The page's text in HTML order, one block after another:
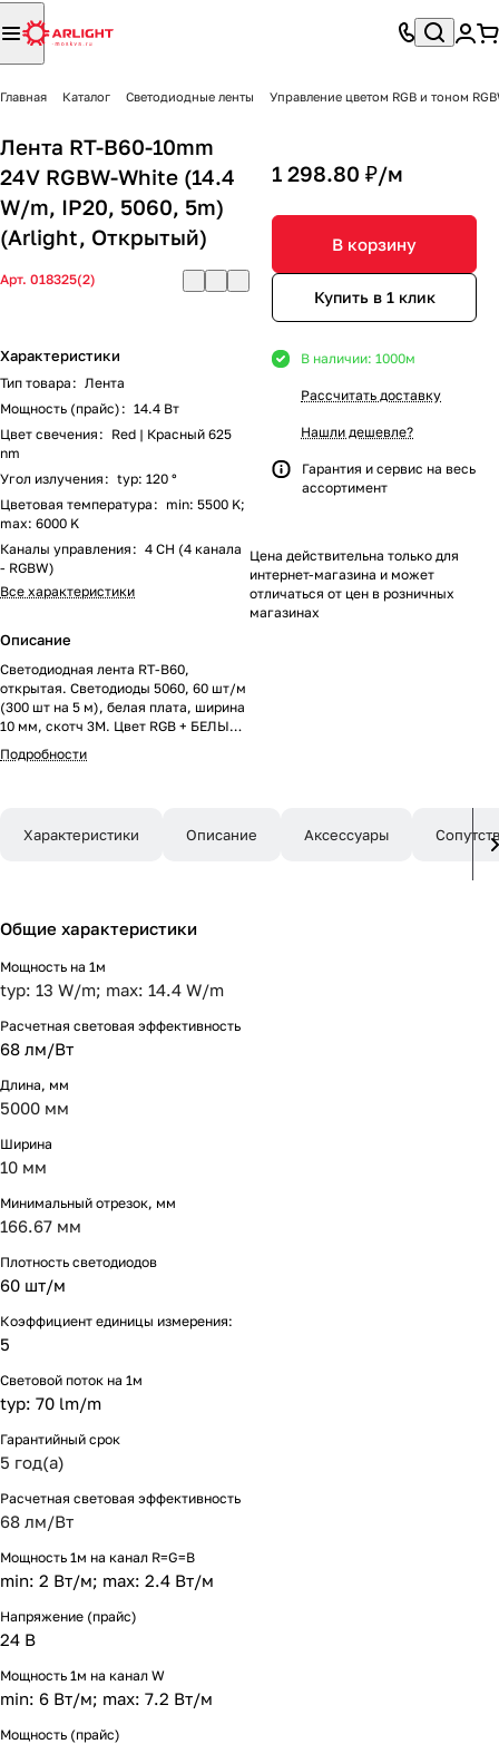
Главная Каталог Светодиодные ленты Управление цветом RGB и тоном
Лента RT-B60-10mm
24V RGBW-White (14.4
W/m, IP20, 5060, 5m)
(Arlight, Открытый)
Арт. 018325(2)
Характеристики
Тип товара : Лента
Мощность (прайс) : 14.4 Вт
Цвет свечения : Red | Красный 625
nm
Угол излучения : typ: 120 °
Цветовая температура : min: 5500 K;
max: 6000 K
Каналы управления : 4 CH (4 канала
- RGBW)
Все характеристики
Описание
Светодиодная лента RT-B60,
открытая. Светодиоды 5060, 60 шт/м
(300 шт на 5 м), белая плата, ширина
10 мм, скотч 3M. Цвет RGB + БЕЛЫЙ
6000 K, цветопередача CRI>85 , угол
120°. Питание 24V, мощность 14.4 Вт/
Подробности
1 298.80 ₽/м
В корзину
Купить в 1 клик
В наличии: 1000м
Рассчитать доставку
Нашли дешевле?
Гарантия и сервис на весь
ассортимент
Цена действительна только для
интернет-магазина и может
отличаться от цен в розничных
магазинах
Характеристики Описание Аксессуары
Общие характеристики
Мощность на 1м
typ: 13 W/m; max: 14.4 W/m
Расчетная световая эффективность
68 лм/Вт
Длина, мм
5000 мм
Ширина
10 мм
Минимальный отрезок, мм
166.67 мм
Плотность светодиодов
60 шт/м
Коэффициент единицы измерения:
5
Световой поток на 1м
typ: 70 lm/m
Гарантийный срок
5 год(а)
Расчетная световая эффективность
68 лм/Вт
Мощность 1м на канал R=G=B
min: 2 Вт/м; max: 2.4 Вт/м
Напряжение (прайс)
24 В
Мощность 1м на канал W
min: 6 Вт/м; max: 7.2 Вт/м
Мощность (прайс)